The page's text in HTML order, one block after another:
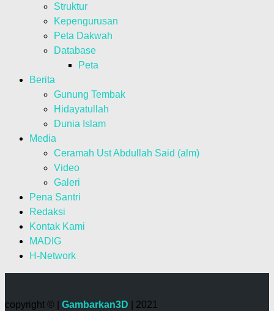
Struktur
Kepengurusan
Peta Dakwah
Database
Peta
Berita
Gunung Tembak
Hidayatullah
Dunia Islam
Media
Ceramah Ust Abdullah Said (alm)
Video
Galeri
Pena Santri
Redaksi
Kontak Kami
MADIG
H-Network
copyright © | Gambarkan3D | 2021